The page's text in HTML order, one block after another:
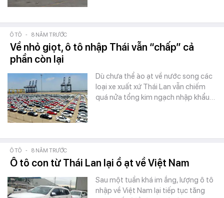
Ô TÔ - 8 NĂM TRƯỚC
Về nhỏ giọt, ô tô nhập Thái vẫn “chấp” cả
phần còn lại
Dù chưa thể ào ạt về nước song các
loại xe xuất xứ Thái Lan vẫn chiếm
quá nửa tổng kim ngạch nhập khẩu…
Ô TÔ - 8 NĂM TRƯỚC
Ô tô con từ Thái Lan lại ồ ạt về Việt Nam
Sau một tuần khá im ắng, lượng ô tô
nhập về Việt Nam lại tiếp tục tăng